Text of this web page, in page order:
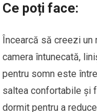
Ce poți face:
Încearcă să creezi
camera întunecată,
pentru somn este
saltea confortabile și
dormit pentru a